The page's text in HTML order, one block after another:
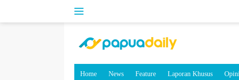
Home News Feature Laporan Khusus